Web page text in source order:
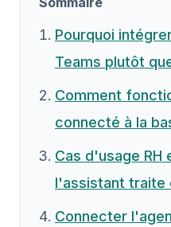
Pourquoi
Teams plutôt
Comment
connecté à la
Cas d'usage RH
l'assistant traite
Connecter